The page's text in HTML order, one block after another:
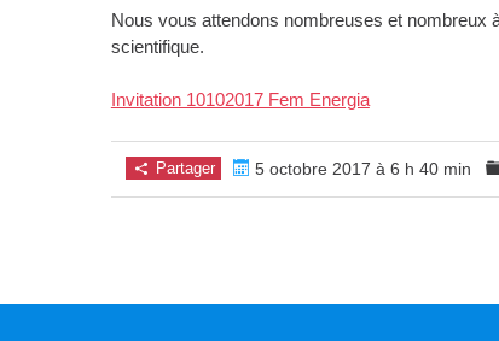
Nous vous attendons nombreuses et nombreux
scientifique.
Invitation 10102017 Fem Energia
Partager 5 octobre 2017 à 6 h 40 min